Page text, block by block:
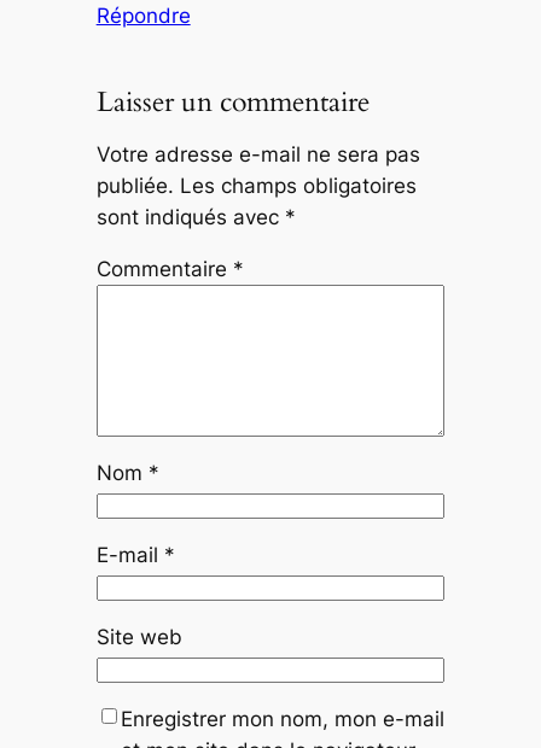
Répondre
Laisser un commentaire
Votre adresse e-mail ne sera pas
publiée. Les champs obligatoires
sont indiqués avec *
Commentaire *
Nom *
E-mail *
Site web
Enregistrer mon nom, mon e-mail